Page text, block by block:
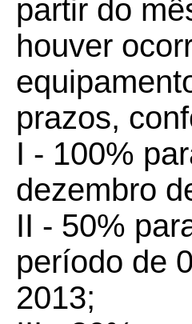
partir do
houver
prazos,
I - 100%
dezembro
II - 50%
período de
2013;